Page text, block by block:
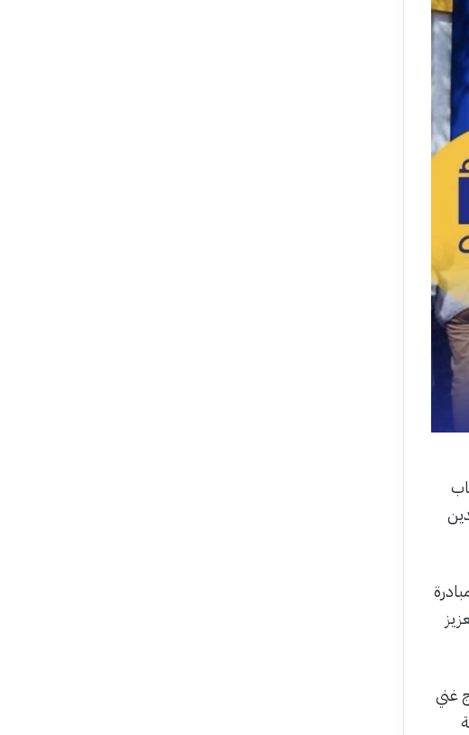
غني